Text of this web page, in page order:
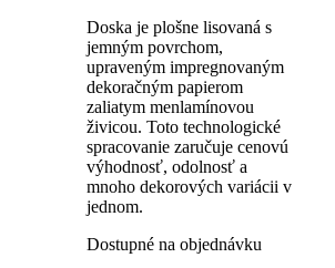
Doska je plošne lisovaná s
jemným povrchom,
upraveným impregnovaným
dekoračným papierom
zaliatym menlamínovou
živicou. Toto technologické
spracovanie zaručuje cenovú
výhodnosť, odolnosť a
mnoho dekorových variácii v
jednom.
Dostupné na objednávku